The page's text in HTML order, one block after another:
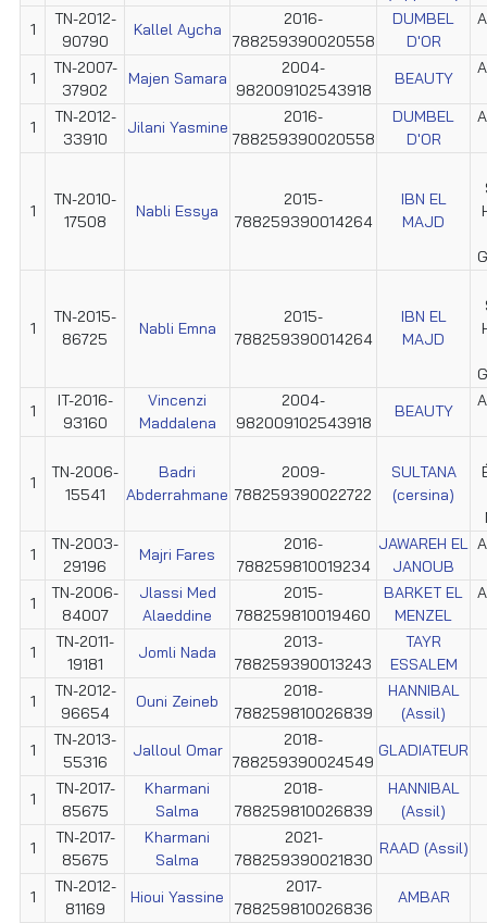
1
TN-2012-
90790
Kallel Aycha
2016-
788259390020558
DUMBEL
D'OR
1
TN-2007-
37902
Majen Samara
2004-
982009102543918
BEAUTY
1
TN-2012-
33910
Jilani Yasmine
2016-
788259390020558
DUMBEL
D'OR
1
TN-2010-
17508
Nabli Essya
2015-
788259390014264
IBN EL
MAJD
1
TN-2015-
86725
Nabli Emna
2015-
788259390014264
IBN EL
MAJD
1
IT-2016-
93160
Vincenzi
Maddalena
2004-
982009102543918
BEAUTY
1
TN-2006-
15541
Badri
Abderrahmane
2009-
788259390022722
SULTANA
(cersina)
1
TN-2003-
29196
Majri Fares
2016-
788259810019234
JAWAREH EL
JANOUB
1
TN-2006-
84007
Jlassi Med
Alaeddine
2015-
788259810019460
BARKET EL
MENZEL
1
TN-2011-
19181
Jomli Nada
2013-
788259390013243
TAYR
ESSALEM
1
TN-2012-
96654
Ouni Zeineb
2018-
788259810026839
HANNIBAL
(Assil)
1
TN-2013-
55316
Jalloul Omar
2018-
788259390024549
GLADIATEUR
1
TN-2017-
85675
Kharmani
Salma
2018-
788259810026839
HANNIBAL
(Assil)
1
TN-2017-
85675
Kharmani
Salma
2021-
788259390021830
RAAD (Assil)
1
TN-2012-
81169
Hioui Yassine
2017-
788259810026836
AMBAR